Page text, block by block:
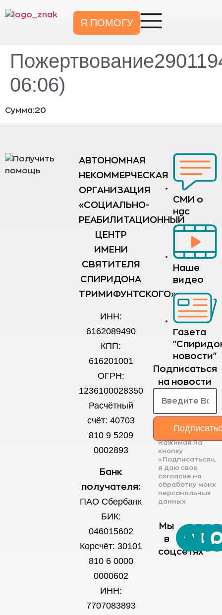
Я ПОМОГУ
06:06)
Сумма:20
АВТОНОМНАЯ
НЕКОММЕРЧЕСКАЯ
ОРГАНИЗАЦИЯ
«СОЦИАЛЬНО-
РЕАБИЛИТАЦИОННЫЙ
ЦЕНТР
ИМЕНИ
СВЯТИТЕЛЯ
СПИРИДОНА
ТРИМИФУНТСКОГО»
ИНН:
6162089490
КПП:
616201001
ОГРН:
1236100028350
Расчётный
счёт: 40703
810 9 5209
0002893
Банк
получателя:
ПАО Сбербанк
БИК:
046015602
Корсчёт: 30101
810 6 0000
0000602
ИНН:
7707083893
СМИ о
нас
Наше
видео
Газета
новости"
Подписаться
на новости
Нажимая на
кнопку
«Подписаться»,
я даю свое
согласие на
обработку моих
персональных
данных
Мы
в
соцсетях